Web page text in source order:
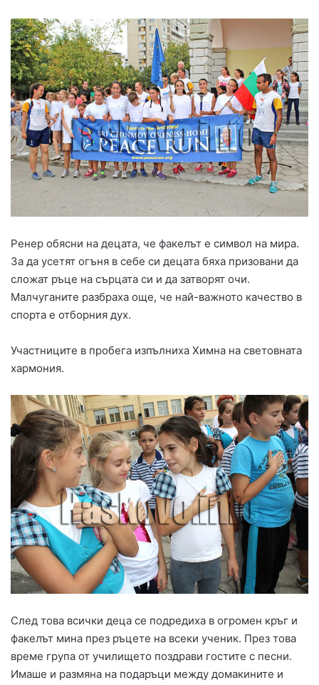
Ренер обясни на децата, че факелът е символ на мира.
За да усетят огъня в себе си децата бяха призовани да
сложат ръце на сърцата си и да затворят очи.
Малчуганите разбраха още, че най-важното качество в
спорта е отборния дух.
Участниците в пробега изпълниха Химна на световната
хармония.
След това всички деца се подредиха в огромен кръг и
факелът мина през ръцете на всеки ученик. През това
време група от училището поздрави гостите с песни.
Имаше и размяна на подаръци между домакините и